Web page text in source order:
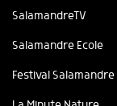
SalamandreTV
Salamandre Ecole
Festival Salamandre